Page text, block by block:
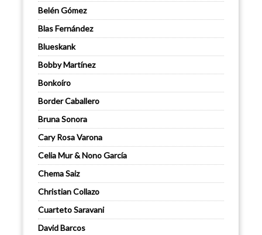
Belén Gómez
Blas Fernández
Blueskank
Bobby Martínez
Bonkoíro
Border Caballero
Bruna Sonora
Cary Rosa Varona
Celia Mur & Nono García
Chema Saiz
Christian Collazo
Cuarteto Saravani
David Barcos